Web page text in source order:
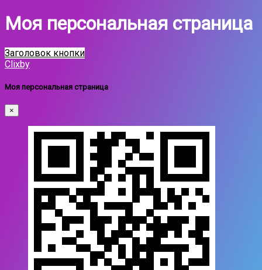
Моя персональная страница
Заголовок кнопки
Clixby
Моя персональная страница
×